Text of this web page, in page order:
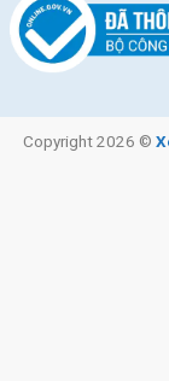
Copyright 2026 ©